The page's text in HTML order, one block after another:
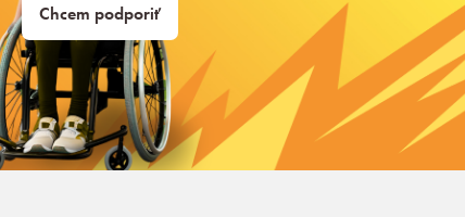
Chcem podporiť